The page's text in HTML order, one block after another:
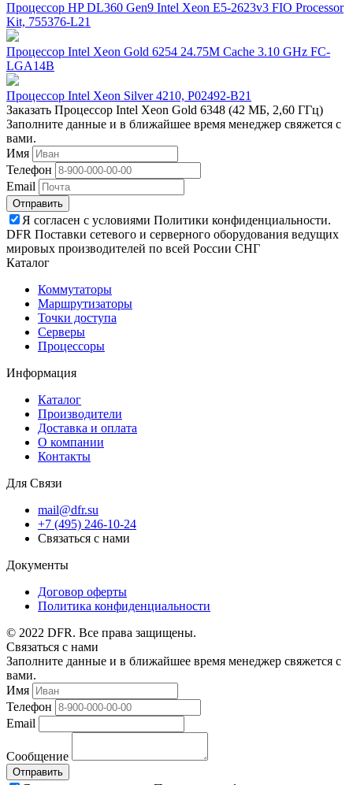
Процессор HP DL360 Gen9 Intel Xeon E5-2623v3 FIO Processor
Kit, 755376-L21
Процессор Intel Xeon Gold 6254 24.75M Cache 3.10 GHz FC-
LGA14B
Процессор Intel Xeon Silver 4210, P02492-B21
Заказать Процессор Intel Xeon Gold 6348 (42 МБ, 2,60 ГГц)
Заполните данные и в ближайшее время менеджер свяжется с
вами.
Имя
Телефон
Email
Отправить
Я согласен с условиями Политики конфиденциальности.
DFR Поставки сетевого и серверного оборудования ведущих
мировых производителей по всей России СНГ
Каталог
Коммутаторы
Маршрутизаторы
Точки доступа
Серверы
Процессоры
Информация
Каталог
Производители
Доставка и оплата
О компании
Контакты
Для Связи
mail@dfr.su
+7 (495) 246-10-24
Связаться с нами
Документы
Договор оферты
Политика конфиденциальности
© 2022 DFR. Все права защищены.
Связаться с нами
Заполните данные и в ближайшее время менеджер свяжется с
вами.
Имя
Телефон
Email
Сообщение
Отправить